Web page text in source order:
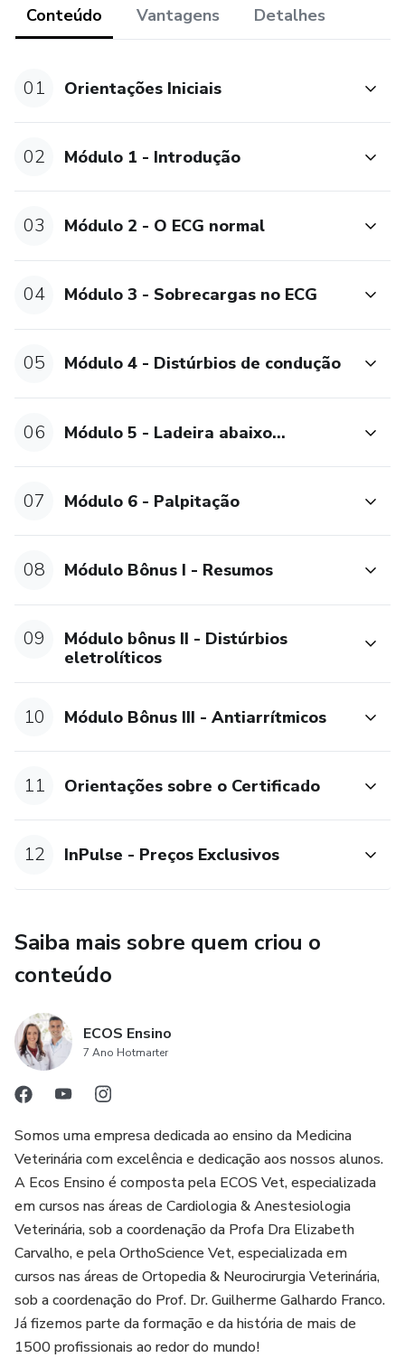
Conteúdo Vantagens Detalhes
01 Orientações Iniciais
02 Módulo 1 - Introdução
03 Módulo 2 - O ECG normal
04 Módulo 3 - Sobrecargas no ECG
05 Módulo 4 - Distúrbios de condução
06 Módulo 5 - Ladeira abaixo...
07 Módulo 6 - Palpitação
08 Módulo Bônus I - Resumos
09
Módulo bônus II - Distúrbios
eletrolíticos
10 Módulo Bônus III - Antiarrítmicos
11 Orientações sobre o Certificado
12 InPulse - Preços Exclusivos
Saiba mais sobre quem criou o
conteúdo
ECOS Ensino
7 Ano Hotmarter
Somos uma empresa dedicada ao ensino da Medicina
Veterinária com excelência e dedicação aos nossos alunos.
A Ecos Ensino é composta pela ECOS Vet, especializada
em cursos nas áreas de Cardiologia & Anestesiologia
Veterinária, sob a coordenação da Profa Dra Elizabeth
Carvalho, e pela OrthoScience Vet, especializada em
cursos nas áreas de Ortopedia & Neurocirurgia Veterinária,
sob a coordenação do Prof. Dr. Guilherme Galhardo Franco.
Já fizemos parte da formação e da história de mais de
1500 profissionais ao redor do mundo!